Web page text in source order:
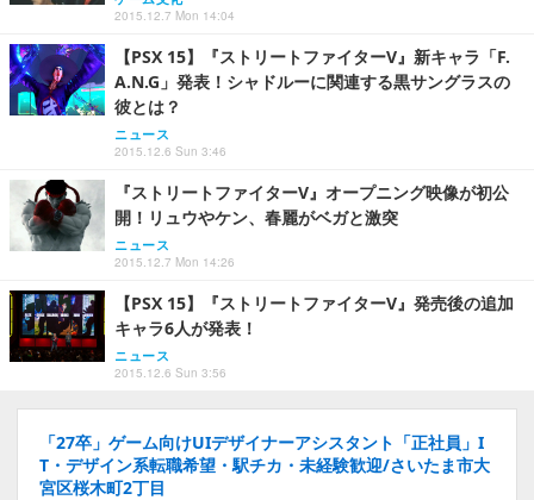
2015.12.7 Mon 14:04
【PSX 15】『ストリートファイターV』新キャラ「F.
A.N.G」発表！シャドルーに関連する黒サングラスの
彼とは？
ニュース
2015.12.6 Sun 3:46
『ストリートファイターV』オープニング映像が初公
開！リュウやケン、春麗がベガと激突
ニュース
2015.12.7 Mon 14:26
【PSX 15】『ストリートファイターV』発売後の追加
キャラ6人が発表！
ニュース
2015.12.6 Sun 3:56
「27卒」ゲーム向けUIデザイナーアシスタント「正社員」I
T・デザイン系転職希望・駅チカ・未経験歓迎/さいたま市大
宮区桜木町2丁目